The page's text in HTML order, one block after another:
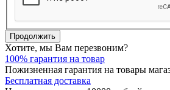
Продолжить
Хотите, мы Вам перезвоним?
100% гарантия на товар
Пожизненная гарантия на товары
Бесплатная доставка